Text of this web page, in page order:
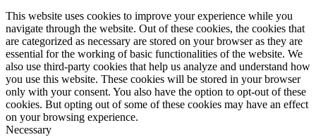
This website uses cookies to improve your experience while you
navigate through the website. Out of these cookies, the cookies that
are categorized as necessary are stored on your browser as they are
essential for the working of basic functionalities of the website. We
also use third-party cookies that help us analyze and understand how
you use this website. These cookies will be stored in your browser
only with your consent. You also have the option to opt-out of these
cookies. But opting out of some of these cookies may have an effect
on your browsing experience.
Necessary